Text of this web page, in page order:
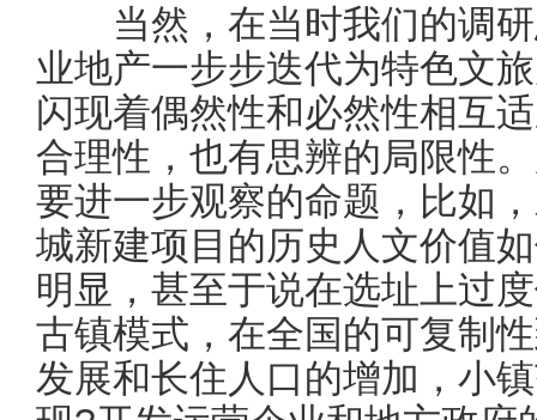
当然，在当时我们的调研
业地产一步步迭代为特色文
闪现着偶然性和必然性相互
合理性，也有思辨的局限性
要进一步观察的命题，比如
城新建项目的历史人文价值
明显，甚至于说在选址上过
古镇模式，在全国的可复制
发展和长住人口的增加，小